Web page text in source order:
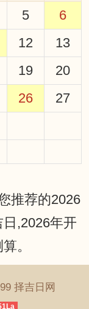
5
6
12
13
19
20
26
27
推荐的2026
,2026年开
。
择吉日网